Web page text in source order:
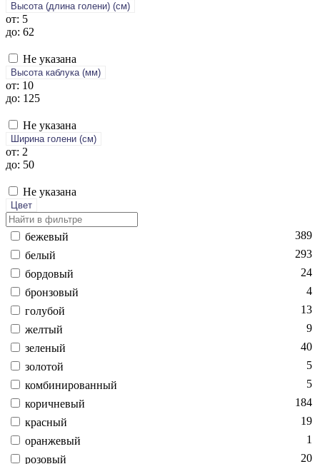
Высота (длина голени) (cм)
от: 5
до: 62
Не указана
Высота каблука (мм)
от: 10
до: 125
Не указана
Ширина голени (см)
от: 2
до: 50
Не указана
Цвет
бе­жевый
389
бе­лый
293
бор­до­вый
24
брон­зо­вый
4
го­лубой
13
жел­тый
9
зе­леный
40
зо­лотой
5
ком­би­ниро­ван­ный
5
ко­рич­не­вый
184
крас­ный
19
оран­же­вый
1
ро­зовый
20